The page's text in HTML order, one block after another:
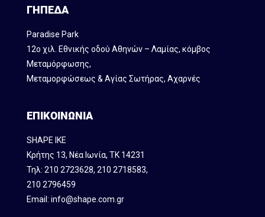
ΓΗΠΕΔΑ
Paradise Park
12ο χιλ. Εθνικής οδού Αθηνών – Λαμίας, κόμβος
Mεταμόρφωσης,
Μεταμορφώσεως & Αγίας Σωτήρας, Αχαρνές
ΕΠΙΚΟΙΝΩΝΙΑ
SHAPE IKE
Κρήτης 13, Νέα Ιωνία, ΤΚ 14231
Τηλ: 210 2723628, 210 2718583,
210 2796459
Email: info@shape.com.gr